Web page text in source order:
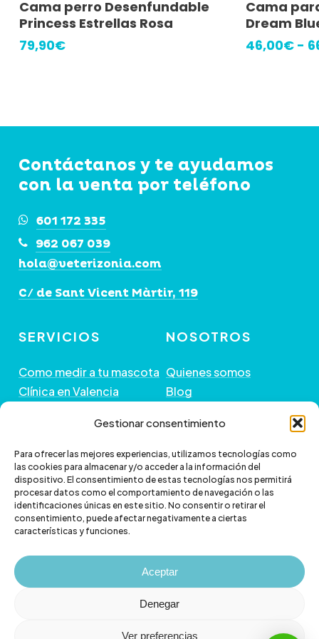
Gestionar consentimiento
Para ofrecer las mejores experiencias, utilizamos tecnologías como
las cookies para almacenar y/o acceder a la información del
dispositivo. El consentimiento de estas tecnologías nos permitirá
procesar datos como el comportamiento de navegación o las
identificaciones únicas en este sitio. No consentir o retirar el
consentimiento, puede afectar negativamente a ciertas
características y funciones.
Aceptar
Denegar
Ver preferencias
Cama perro Desenfundable
Princess Estrellas Rosa
79,90€
producto
tiene
opciones
pueden
elegir
Cama
Dream
46,00€ -
Contáctanos y te ayudamos
con la venta por teléfono
601 172 335
962 067 039
hola@veterizonia.com
C/ de Sant Vicent Màrtir, 119
SERVICIOS
Como medir a tu mascota
Clínica en Valencia
NOSOTROS
Quienes somos
Blog
GUÍA DE COMPRA
Preguntas frecuentes
Paga a plazos con Klarna
Paga a plazos con
scalapay
+ INFORMACIÓN
Política de envío
Cambios y devoluciones
Política de Privacidad